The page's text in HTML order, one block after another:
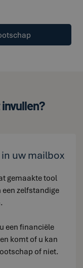
uw mailbox
gemaakte tool
zelfstandige
een financiële
komt of u kan
of niet.